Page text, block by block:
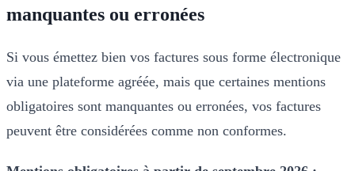
manquantes ou erronées
Si vous émettez bien vos factures sous forme électronique
via une plateforme agréée, mais que certaines mentions
obligatoires sont manquantes ou erronées, vos factures
peuvent être considérées comme non conformes.